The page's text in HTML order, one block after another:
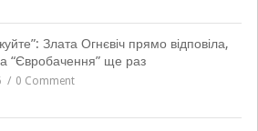
Злата Огнєвіч прямо відповіла,
“Євробачення” ще раз
0 Comment